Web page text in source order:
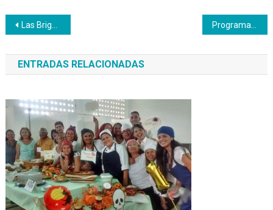
Navegación
de
entradas
Las Brigadas Productivas a toda máquina en el país
ENTRADAS RELACIONADAS